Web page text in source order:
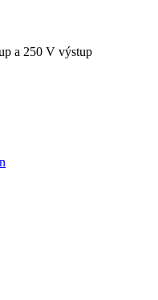
a 250 V výstup